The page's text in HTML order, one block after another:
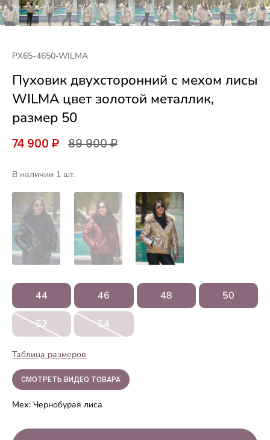
PX65-4650-WILMA
Пуховик двухсторонний с мехом лисы
WILMA цвет золотой металлик,
размер 50
74 900 ₽ 89 900 ₽
В наличии 1 шт.
44 46 48 50
52 54
Таблица размеров
СМОТРЕТЬ ВИДЕО ТОВАРА
Мех: Чернобурая лиса